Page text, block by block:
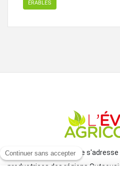
ÉRABLES
Le journal L'Éveil agricole
productrices des régions